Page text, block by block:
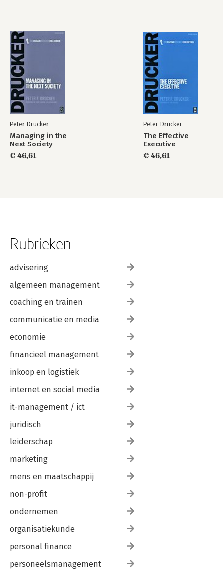
Peter Drucker
Managing in the
Next Society
€ 46,61
Peter Drucker
The Effective
Executive
€ 46,61
Rubrieken
advisering
algemeen management
coaching en trainen
communicatie en media
economie
financieel management
inkoop en logistiek
internet en social media
it-management / ict
juridisch
leiderschap
marketing
mens en maatschappij
non-profit
ondernemen
organisatiekunde
personal finance
personeelsmanagement